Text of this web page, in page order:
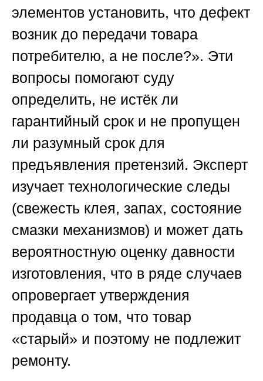
элементов установить, что дефект
возник до передачи товара
потребителю, а не после?». Эти
вопросы помогают суду
определить, не истёк ли
гарантийный срок и не пропущен
ли разумный срок для
предъявления претензий. Эксперт
изучает технологические следы
(свежесть клея, запах, состояние
смазки механизмов) и может дать
вероятностную оценку давности
изготовления, что в ряде случаев
опровергает утверждения
продавца о том, что товар
«старый» и поэтому не подлежит
ремонту.